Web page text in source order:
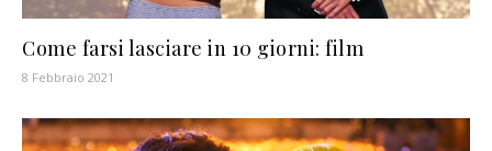
Come farsi lasciare in 10 giorni: film
8 Febbraio 2021